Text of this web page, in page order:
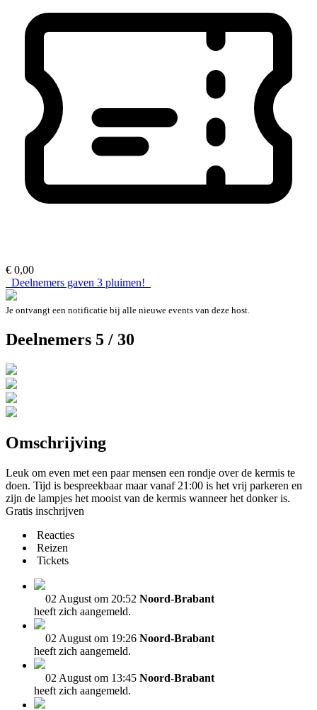
€ 0,00
Deelnemers gaven 3 pluimen!
Je ontvangt een notificatie bij alle nieuwe events van deze host.
Deelnemers 5 / 30
Omschrijving
Leuk om even met een paar mensen een rondje over de kermis te
doen. Tijd is bespreekbaar maar vanaf 21:00 is het vrij parkeren en
zijn de lampjes het mooist van de kermis wanneer het donker is.
Gratis inschrijven
Reacties
Reizen
Tickets
02 August om 20:52 Noord-Brabant
heeft zich aangemeld.
02 August om 19:26 Noord-Brabant
heeft zich aangemeld.
02 August om 13:45 Noord-Brabant
heeft zich aangemeld.